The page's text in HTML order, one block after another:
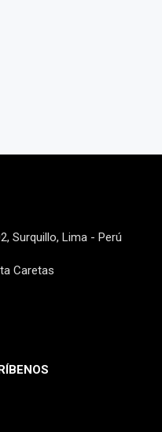
Surquillo, Lima - Perú
Caretas